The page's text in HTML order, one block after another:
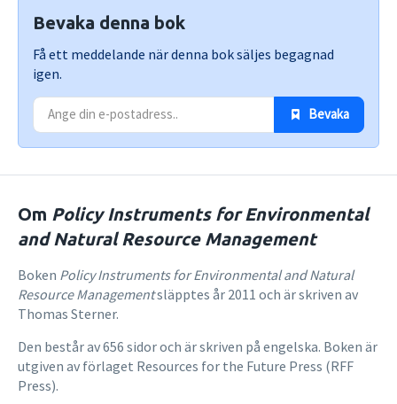
Bevaka denna bok
Få ett meddelande när denna bok säljes begagnad
igen.
Bevaka
Om Policy Instruments for Environmental
and Natural Resource Management
Boken Policy Instruments for Environmental and Natural
Resource Managementsläpptes år 2011 och är skriven av
Thomas Sterner.
Den består av 656 sidor och är skriven på engelska. Boken är
utgiven av förlaget Resources for the Future Press (RFF
Press).